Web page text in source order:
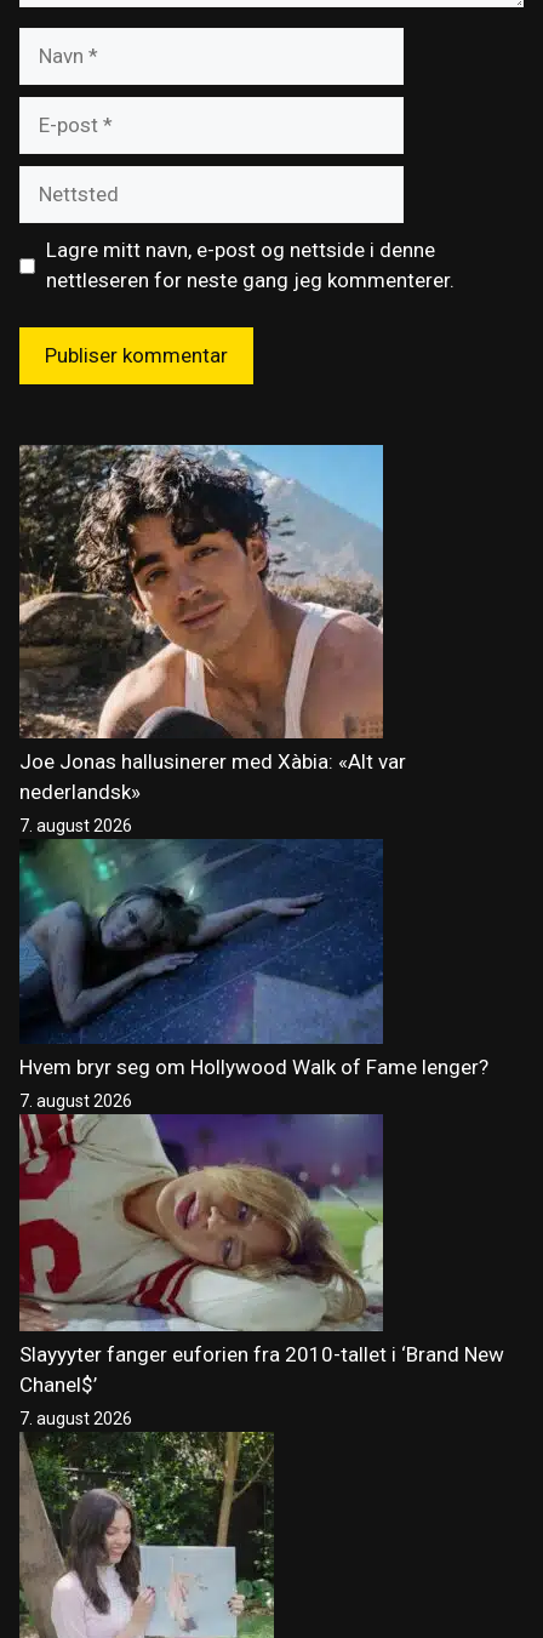
post
Lagre mitt navn, e-post og nettside i denne
nettleseren for neste gang jeg kommenterer.
Joe Jonas hallusinerer med Xàbia: «Alt var
nederlandsk»
7. august 2026
Hvem bryr seg om Hollywood Walk of Fame lenger?
7. august 2026
Slayyyter fanger euforien fra 2010-tallet i ‘Brand New
Chanel$’
7. august 2026